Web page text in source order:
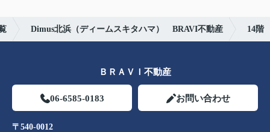
Dimus北浜（ディームスキタハマ） BRAVI不動産 14階
ＢＲＡＶＩ不動産
06-6585-0183 お問い合わせ
〒540-0012